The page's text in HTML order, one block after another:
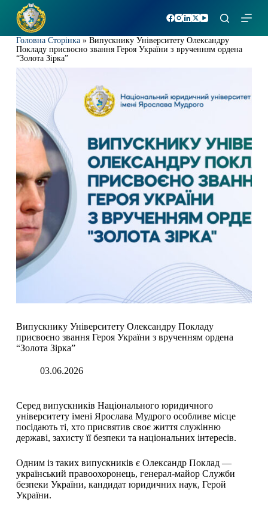
П
й
и
о
в
м
Головна Сторінка» Випускнику Університету Олександру
Покладу присвоєно звання Героя України з врученням ордена
“Золота Зірка”
Випускнику Університету Олександру Покладу
присвоєно звання Героя України з врученням ордена
“Золота Зірка”
03.06.2026
Серед випускників Національного юридичного
університету імені Ярослава Мудрого особливе місце
посідають ті, хто присвятив своє життя служінню
державі, захисту її безпеки та національних інтересів.
Одним із таких випускників є Олександр Поклад —
український правоохоронець, генерал-майор Служби
безпеки України, кандидат юридичних наук, Герой
України.